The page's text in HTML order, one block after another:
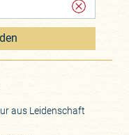
aus Leidenschaft